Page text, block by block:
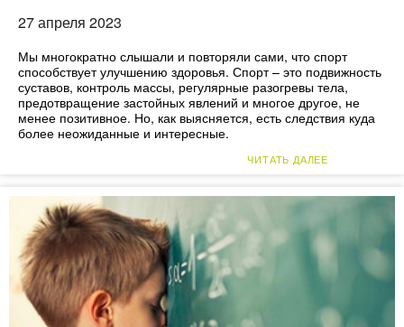
27 апреля 2023
Мы многократно слышали и повторяли сами, что спорт
способствует улучшению здоровья. Спорт – это подвижность
суставов, контроль массы, регулярные разогревы тела,
предотвращение застойных явлений и многое другое, не
менее позитивное. Но, как выясняется, есть следствия куда
более неожиданные и интересные.
ЧИТАТЬ ДАЛЕЕ